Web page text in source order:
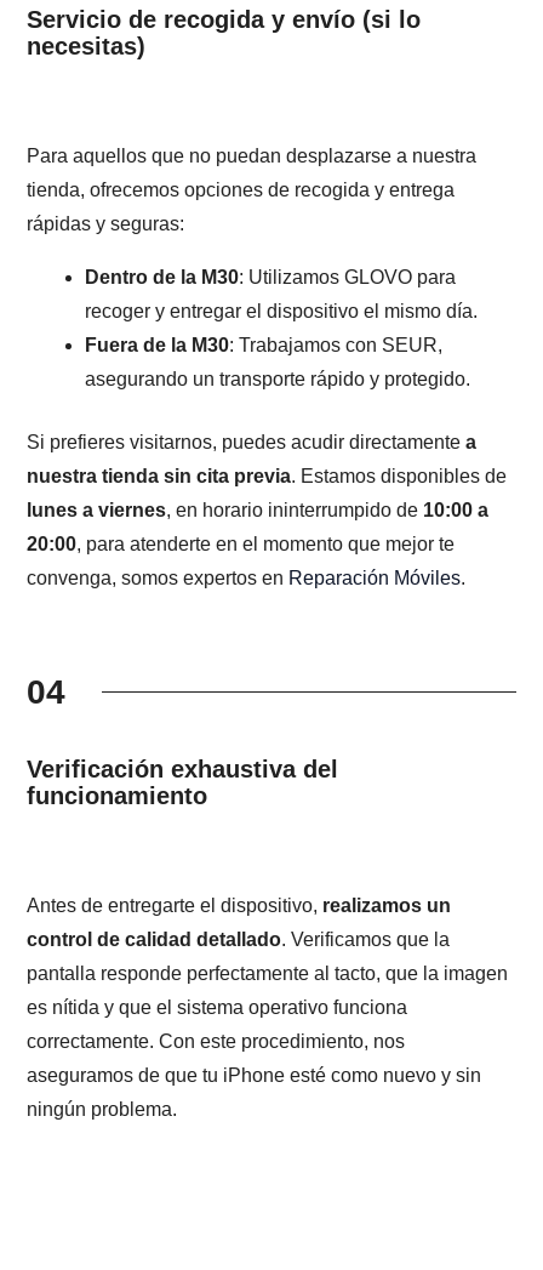
Servicio de recogida y envío (si lo
necesitas)
Para aquellos que no puedan desplazarse a nuestra
tienda, ofrecemos opciones de recogida y entrega
rápidas y seguras:
Dentro de la M30: Utilizamos GLOVO para
recoger y entregar el dispositivo el mismo día.
Fuera de la M30: Trabajamos con SEUR,
asegurando un transporte rápido y protegido.
Si prefieres visitarnos, puedes acudir directamentea
nuestra tienda sin cita previa. Estamos disponibles de
lunes a viernes, en horario ininterrumpido de 10:00 a
20:00, para atenderte en el momento que mejor te
convenga, somos expertos en Reparación Móviles.
04
Verificación exhaustiva del
funcionamiento
Antes de entregarte el dispositivo, realizamos un
control de calidad detallado. Verificamos que la
pantalla responde perfectamente al tacto, que la imagen
es nítida y que el sistema operativo funciona
correctamente. Con este procedimiento, nos
aseguramos de que tu iPhone esté como nuevo y sin
ningún problema.